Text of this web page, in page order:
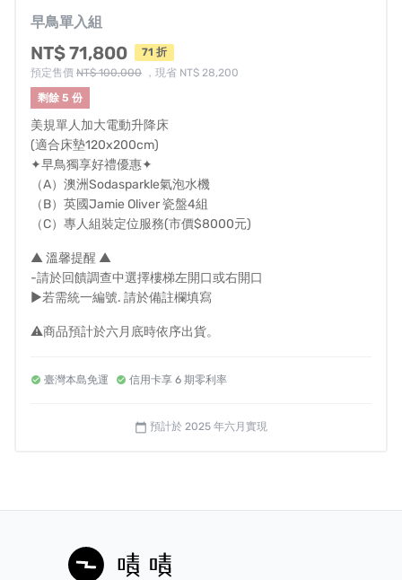
（如：退換貨來回運費、額外使用吊車的費用
等）需自行負擔。
房間需留有給師父安裝床組的足夠空間及床組可
插電的裝置（如需回收原先的舊床需額外收取費
用）。
進出門口部分，最低需求寬度 80 公分、門口對
接走道寬度 130 公分，門寬若加大走道寬度可
以降低。
電梯部分，最低需求為電梯門寬度 80 公分、車
廂深度 130 公分、車廂高度 240 公分以上；電
梯門寬度若加大到 120 公分，車廂深度可以降
低；電梯門寬度大於 190 公分且車廂深度 120
下。
高度 240 公分、平台深度 120 公分，台階寬度
電梯或樓梯擦傷或損壞將不予賠償。
早鳥單入組
NT$ 71,800
71 折
預定售價 NT$ 100,000 ，現省 NT$ 28,200
剩餘 5 份
美規單人加大電動升降床
(適合床墊120x200cm)
✦早鳥獨享好禮優惠✦
（A）澳洲Sodasparkle氣泡水機
（B）英國Jamie Oliver 瓷盤4組
（C）專人組裝定位服務(市價$8000元)
▲ 溫馨提醒 ▲
-請於回饋調查中選擇樓梯左開口或右開口
►若需統一編號. 請於備註欄填寫
⚠️商品預計於六月底時依序出貨。
臺灣本島免運 信用卡享 6 期零利率
calendar_today 預計於 2025 年六月實現